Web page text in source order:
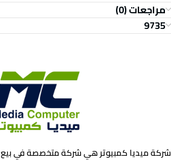
مراجعات (0)
9735
شركة ميديا كمبيوتر هي شركة متخصصة في بيع